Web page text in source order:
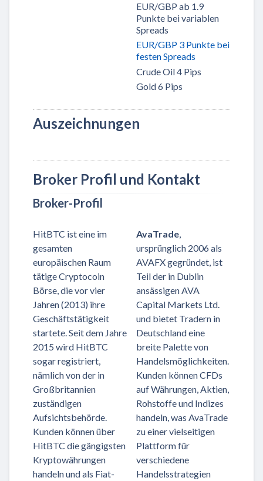
EUR/GBP ab 1.9
Punkte bei variablen
Spreads
EUR/GBP 3 Punkte bei
festen Spreads
Crude Oil 4 Pips
Gold 6 Pips
Auszeichnungen
Broker Profil und Kontakt
Broker-Profil
HitBTC ist eine im
gesamten
europäischen Raum
tätige Cryptocoin
Börse, die vor vier
Jahren (2013) ihre
Geschäftstätigkeit
startete. Seit dem Jahre
2015 wird HitBTC
sogar registriert,
nämlich von der in
Großbritannien
zuständigen
Aufsichtsbehörde.
Kunden können über
HitBTC die gängigsten
Kryptowährungen
handeln und als Fiat-
AvaTrade,
ursprünglich 2006 als
AVAFX gegründet, ist
Teil der in Dublin
ansässigen AVA
Capital Markets Ltd.
und bietet Tradern in
Deutschland eine
breite Palette von
Handelsmöglichkeiten.
Kunden können CFDs
auf Währungen, Aktien,
Rohstoffe und Indizes
handeln, was AvaTrade
zu einer vielseitigen
Plattform für
verschiedene
Handelsstrategien